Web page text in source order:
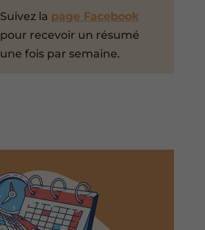
Suivez la page Facebook
pour recevoir un résumé
une fois par semaine.